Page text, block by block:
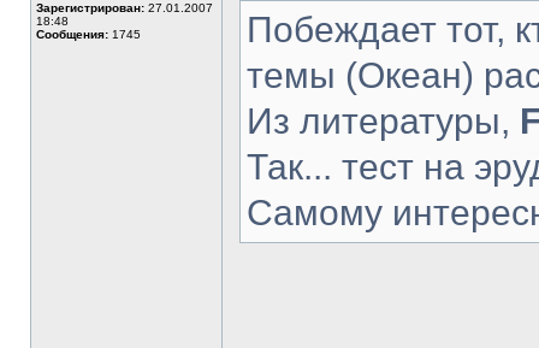
Зарегистрирован: 27.01.2007
18:48
Сообщения: 1745
Побеждает тот,
темы (Океан)
Из литературы,
Так... тест на
Самому